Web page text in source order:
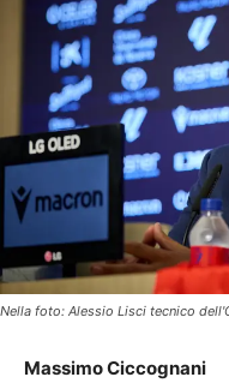
Nella foto: Alessio Lisci tecnico
Massimo Ciccognani